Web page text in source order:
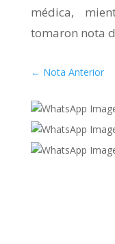
médica,
tomaron nota
← Nota Anterior